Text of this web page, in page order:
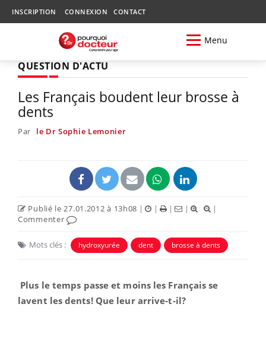
INSCRIPTION CONNEXION CONTACT
Menu
QUESTION D'ACTU
Les Français boudent leur brosse à
dents
Par le Dr Sophie Lemonier
Publié le 27.01.2012 à 13h08 | | | |
|
Commenter
Mots clés : hydroxyurée dent brosse à dents
Plus le temps passe et moins les Français se
lavent les dents! Que leur arrive-t-il?